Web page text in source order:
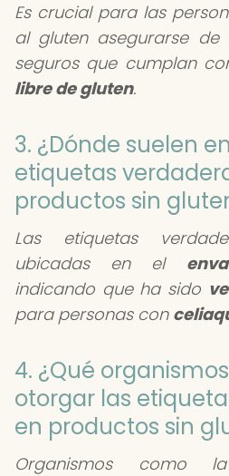
Es crucial para las
al gluten asegurarse de
seguros que cumplan
libre de gluten.
3. ¿Dónde suelen
etiquetas
productos sin
Las etiquetas
ubicadas en el
indicando que ha sido
para personas con
4. ¿Qué
otorgar las
en productos sin
Organismos como